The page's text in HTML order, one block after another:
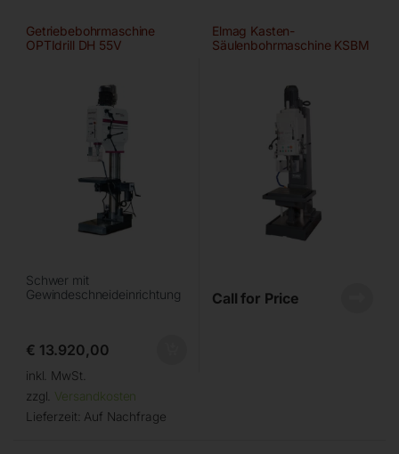
Getriebebohrmaschine
OPTIdrill DH 55V
Schwer mit
Gewindeschneideinrichtung
€ 13.920,00
inkl. MwSt.
zzgl. Versandkosten
Lieferzeit: Auf Nachfrage
Elmag Kasten-
Säulenbohrmaschine KSBM
Call for Price